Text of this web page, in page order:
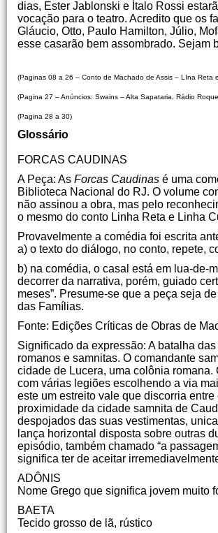
dias, Ester Jablonski e Ítalo Rossi
vocação para o teatro. Acredito que os
Gláucio, Otto, Paulo Hamilton, Júlio,
esse casarão bem assombrado. Sejam
(Paginas 08 a 26 – Conto de Machado de Assis – LIna Reta
(Pagina 27 – Anúncios: Swains – Alta Sapataria, Rádio
(Pagina 28 a 30)
Glossário
FORCAS CAUDINAS
A Peça: As Forcas Caudinas é uma
Biblioteca Nacional do RJ. O volume
não assinou a obra, mas pelo
o mesmo do conto Linha Reta e Linha
Provavelmente a comédia foi escrita
a) o texto do diálogo, no conto, repete,
b) na comédia, o casal está em lua-de-
decorrer da narrativa, porém, guiado
meses”. Presume-se que a peça seja
das Famílias.
Fonte: Edições Críticas de Obras de
Significado da expressão: A batalha
romanos e samnitas. O comandante
cidade de Lucera, uma colônia
com várias legiões escolhendo a via
este um estreito vale que discorria
proximidade da cidade samnita de
despojados das suas vestimentas,
lança horizontal disposta sobre outras
episódio, também chamado “a
significa ter de aceitar
ADÔNIS
Nome Grego que significa jovem muito
BAETA
Tecido grosso de lã, rústico